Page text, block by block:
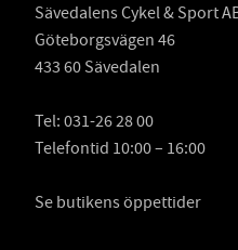
Sävedalens Cykel & Sport
Göteborgsvägen 46
433 60 Sävedalen
Tel: 031-26 28 00
Telefontid 10:00 – 16:00
Se butikens öppettider